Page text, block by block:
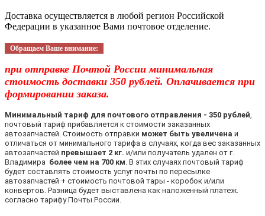
Доставка осуществляется в любой регион Российской
Федерации в указанное Вами почтовое отделение.
Обращаем Ваше внимание:
при отправке Почтой России минимальная
стоимость доставки 350 рублей. Оплачивается при
формировании заказа.
Минимальный тариф для почтового отправления - 350 рублей,
почтовый тариф прибавляется к стоимости заказанных
автозапчастей. Стоимость отправки может быть увеличена и
отличаться от минимального тарифа в случаях, когда вес заказанных
автозапчастей превышает 2 кг. и/или получатель удален от г.
Владимира более чем на 700 км. В этих случаях почтовый тариф
будет составлять стоимость услуг почты по пересылке
автозапчастей + стоимость почтовой тары - коробок и/или
конвертов. Разница будет выставлена как наложенный платеж.
согласно тарифу Почты России.